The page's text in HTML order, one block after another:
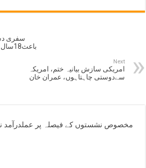
سفری
Next
امریکی سازش بیانیہ ختم، امریکہ
سےدوستی چاہتاہوں، عمران خان
مخصوص نشستوں کے فیصلہ پر عملدرآمد